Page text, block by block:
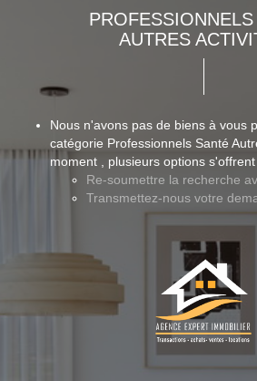
AUTRES
Nous n'avons pas de biens à vous
catégorie Professionnels Santé
moment , plusieurs options
Re-soumettre la recherche
Transmettez-nous votre